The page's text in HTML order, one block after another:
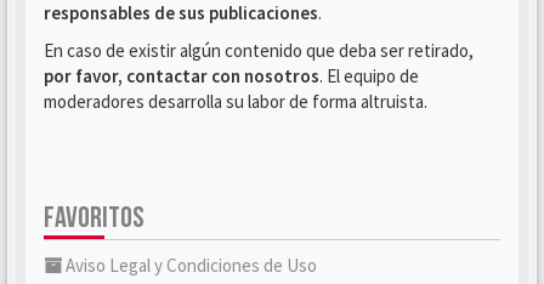
responsables de sus publicaciones.
En caso de existir algún contenido que deba ser retirado,
por favor, contactar con nosotros. El equipo de
moderadores desarrolla su labor de forma altruista.
FAVORITOS
Aviso Legal y Condiciones de Uso